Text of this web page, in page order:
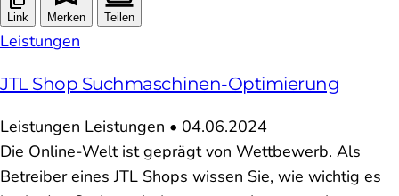
Link Merken Teilen
Leistungen
JTL Shop Suchmaschinen-Optimierung
Leistungen Leistungen • 04.06.2024
Die Online-Welt ist geprägt von Wettbewerb. Als
Betreiber eines JTL Shops wissen Sie, wie wichtig es